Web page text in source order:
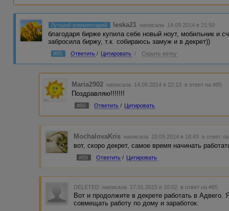
Лучший комментарий leska21 написала 14.09.2014 в 21:50
благодаря бирже купила себе новый ноут, мобильник и
забросила биржу, т.к. собираюсь замуж и в декрет))
#85 Ответить / Цитировать / Скрыть ветку
Maria2902 написала 14.09.2014 в 22:13 в ответ на #85
Поздравляю!!!!!!!
#86 Ответить / Цитировать
MochalovaKris написала 20.09.2014 в 18:43 в ответ
вот, скоро декрет, самое время начинать
#89 Ответить / Цитировать
DELETED написала 17.01.2015 в 10:02 в ответ на #85
Вот и продолжите в декрете работать в
совмещать работу по дому и заработок.